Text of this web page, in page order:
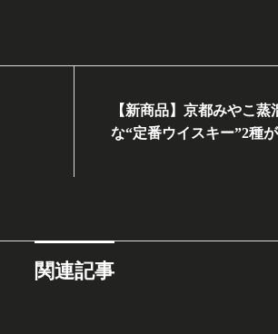
【新商品】京都みやこ
な“定番ウイスキー”2種
関連記事